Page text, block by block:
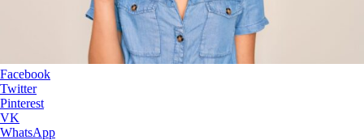
Facebook
Twitter
Pinterest
VK
WhatsApp